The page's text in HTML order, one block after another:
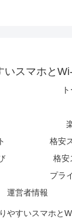
スマホと
格安
格安
プラ
運営者情報
やすいスマホと